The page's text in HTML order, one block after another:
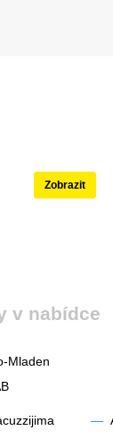
Zobrazit
v nabídce
Mladen
—